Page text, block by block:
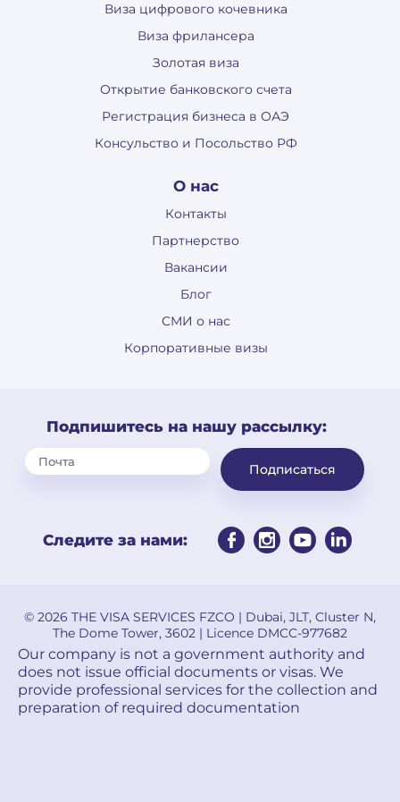
Виза цифрового кочевника
Виза фрилансера
Золотая виза
Открытие банковского счета
Регистрация бизнеса в ОАЭ
Консульство и Посольство РФ
О нас
Контакты
Партнерство
Вакансии
Блог
СМИ о нас
Корпоративные визы
Подпишитесь на нашу рассылку:
Подписаться
Следите за нами:
© 2026 THE VISA SERVICES FZCO | Dubai, JLT, Cluster N,
The Dome Tower, 3602 | Licence DMCC-977682
Our company is not a government authority and
does not issue official documents or visas. We
provide professional services for the collection and
preparation of required documentation